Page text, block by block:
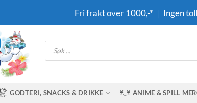
Fri frakt over 1000,-* ｜Ingen
Products
search
GODTERI, SNACKS & DRIKKE ANIME & SPILL